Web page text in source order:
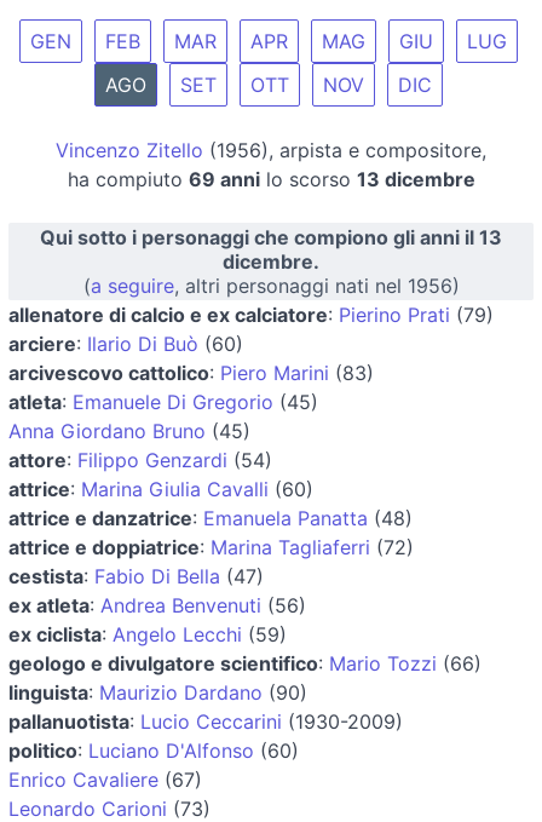
GEN FEB MAR APR MAG GIU
LUG
AGO
SET OTT NOV DIC
Vincenzo Zitello (1956), arpista e compositore,
ha compiuto 69 annilo scorso 13 dicembre
Qui sotto i personaggi che compiono gli anni il 13
dicembre.
(a seguire, altri personaggi nati nel 1956)
allenatore di calcio e ex calciatore: Pierino Prati (79)
arciere: Ilario Di Buò (60)
arcivescovo cattolico: Piero Marini (83)
atleta: Emanuele Di Gregorio (45)
Anna Giordano Bruno (45)
attore: Filippo Genzardi (54)
attrice: Marina Giulia Cavalli (60)
attrice e danzatrice: Emanuela Panatta (48)
attrice e doppiatrice: Marina Tagliaferri (72)
cestista: Fabio Di Bella (47)
ex atleta: Andrea Benvenuti (56)
ex ciclista: Angelo Lecchi (59)
geologo e divulgatore scientifico: Mario Tozzi (66)
linguista: Maurizio Dardano (90)
pallanuotista: Lucio Ceccarini (1930-2009)
politico: Luciano D'Alfonso (60)
Enrico Cavaliere (67)
Leonardo Carioni (73)